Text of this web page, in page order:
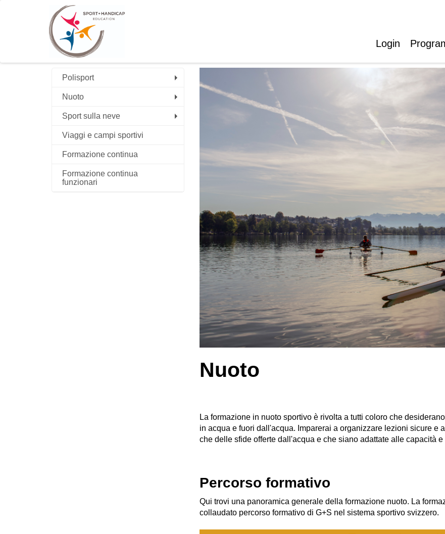
Login
Polisport
Nuoto
Sport sulla neve
Viaggi e campi sportivi
Formazione continua
Formazione continua
funzionari
Nuoto
La formazione in nuoto sportivo è rivolta a tutti coloro che
in acqua e fuori dall'acqua. Imparerai a organizzare lezioni sicure e
che delle sfide offerte dall'acqua e che siano adattate alle capacità
Percorso formativo
Qui trovi una panoramica generale della formazione nuoto. La
collaudato percorso formativo di G+S nel sistema sportivo svizzero.